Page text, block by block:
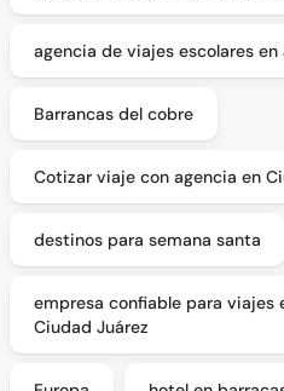
agencia de viajes escolares en
Barrancas del cobre
Cotizar viaje con agencia en
destinos para semana santa
empresa confiable para viajes
Ciudad Juárez